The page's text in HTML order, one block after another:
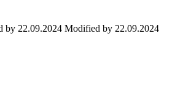
by 22.09.2024 Modified by 22.09.2024